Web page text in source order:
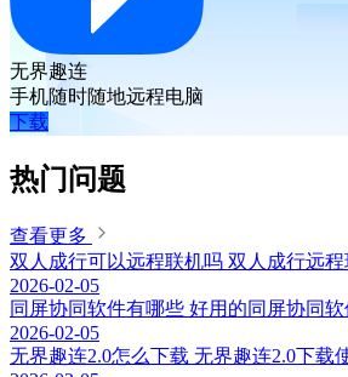
无界趣连
手机随时随地远程电脑
下载
热门问题
查看更多
双人成行可以远程联机吗 双人成行远
2026-02-05
同屏协同软件有哪些 好用的同屏协同
2026-02-05
无界趣连2.0怎么下载 无界趣连2.0下载